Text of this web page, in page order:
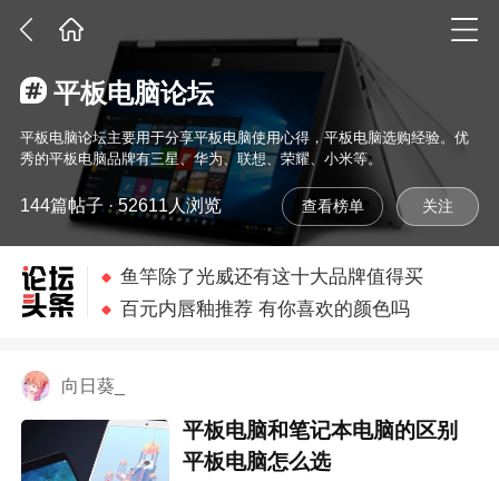
平板电脑论坛
平板电脑论坛主要用于分享平板电脑使用心得，平板电脑选购经验。优
秀的平板电脑品牌有三星、华为、联想、荣耀、小米等。
144篇帖子 · 52611人浏览 查看榜单
孕期长胎不长肉 产后辣出新高度
鱼竿除了光威还有这十大品牌值得买
百元内唇釉推荐 有你喜欢的颜色吗
孕期长胎不长肉 产后辣出新高度
向日葵_
平板电脑和笔记本电脑的区别
平板电脑怎么选